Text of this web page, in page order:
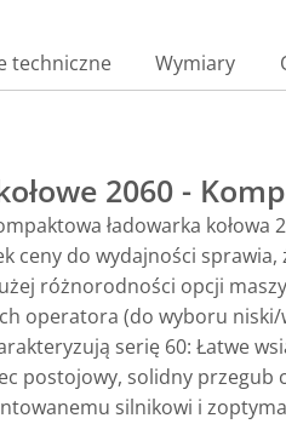
techniczne Wymiary
2060 -
ładowarka
ceny do wydajności
różnorodności opcji
operatora (do wyboru
serię 60: Łatwe
postojowy, solidny przegub
silnikowi i